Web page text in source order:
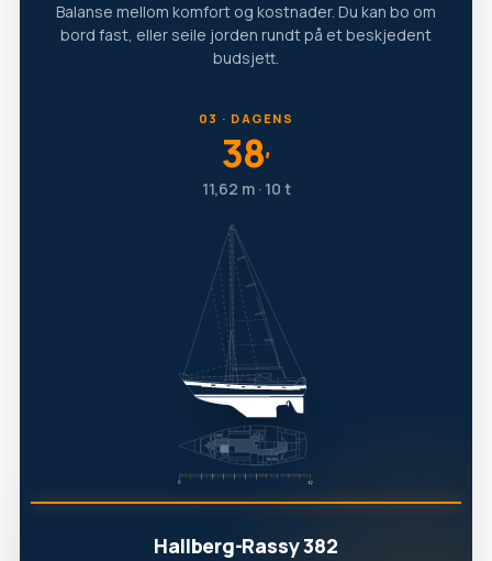
Balanse mellom komfort og kostnader. Du kan bo om
bord fast, eller seile jorden rundt på et beskjedent
budsjett.
03 · DAGENS
38′
11,62 m · 10 t
Hallberg-Rassy 382